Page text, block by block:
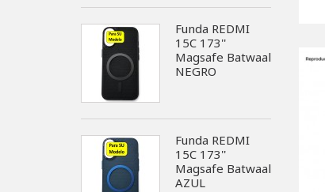
Funda REDMI
15C 173''
Magsafe Batwaal
NEGRO
Funda REDMI
15C 173''
Magsafe Batwaal
AZUL